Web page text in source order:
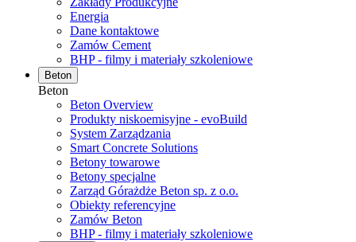
Energia
Dane kontaktowe
Zamów Cement
BHP - filmy i materiały szkoleniowe
Beton
Beton
Beton Overview
Produkty niskoemisyjne - evoBuild
System Zarządzania
Smart Concrete Solutions
Betony towarowe
Betony specjalne
Zarząd Górażdże Beton sp. z o.o.
Obiekty referencyjne
Zamów Beton
BHP - filmy i materiały szkoleniowe